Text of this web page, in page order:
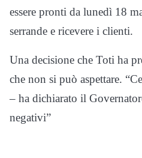
essere pronti da lunedì 18
serrande e ricevere i clienti.
Una decisione che Toti ha
che non si può aspettare.
– ha dichiarato il
negativi”